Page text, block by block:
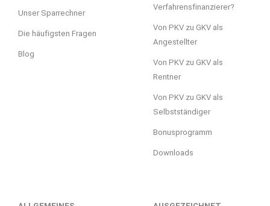
Unser Sparrechner
Die häufigsten Fragen
Blog
Verfahrensfinanzierer?
Von PKV zu GKV als
Angestellter
Von PKV zu GKV als
Rentner
Von PKV zu GKV als
Selbstständiger
Bonusprogramm
Downloads